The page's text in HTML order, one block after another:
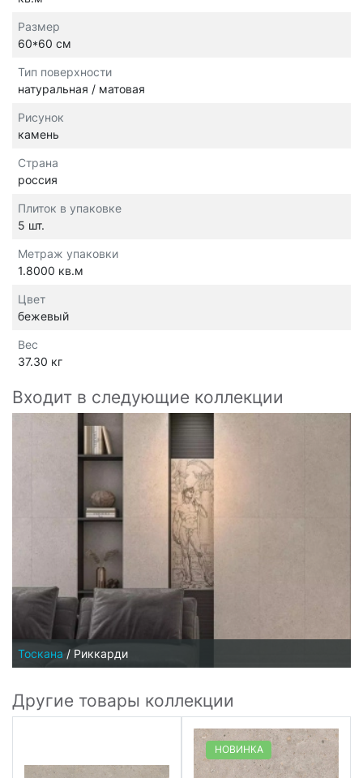
Размер
60*60 см
Тип поверхности
натуральная / матовая
Рисунок
камень
Страна
россия
Плиток в упаковке
5 шт.
Метраж упаковки
1.8000 кв.м
Цвет
бежевый
Вес
37.30 кг
Входит в следующие коллекции
Тоскана / Риккарди
Другие товары коллекции
НОВИНКА